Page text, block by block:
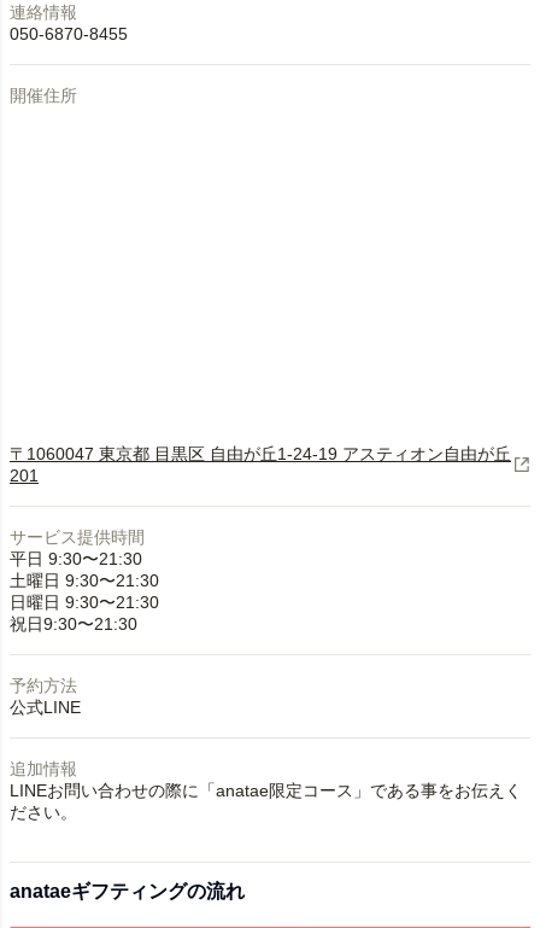
連絡情報
050-6870-8455
開催住所
〒1060047 東京都 目黒区 自由が丘1-24-19 アスティオン自由が丘
201
サービス提供時間
平日 9:30〜21:30
土曜日 9:30〜21:30
日曜日 9:30〜21:30
祝日9:30〜21:30
予約方法
公式LINE
追加情報
LINEお問い合わせの際に「anatae限定コース」である事をお伝えく
ださい。
anataeギフティングの流れ